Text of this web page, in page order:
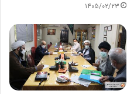
۱۴۰۵/۰۲/۲۳